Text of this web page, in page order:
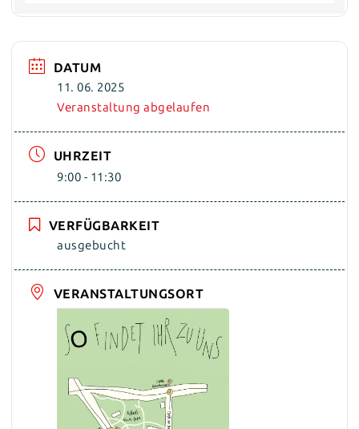
DATUM
11. 06. 2025
Veranstaltung abgelaufen
UHRZEIT
9:00 - 11:30
VERFÜGBARKEIT
ausgebucht
VERANSTALTUNGSORT